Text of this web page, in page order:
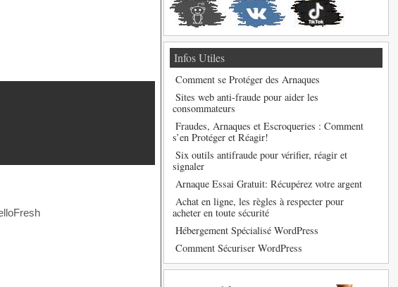
Infos Utiles
Comment se Protéger des Arnaques
Sites web anti-fraude pour aider les
consommateurs
Fraudes, Arnaques et Escroqueries : Comment
s’en Protéger et Réagir!
Six outils antifraude pour vérifier, réagir et
signaler
Arnaque Essai Gratuit: Récupérez votre argent
Achat en ligne, les règles à respecter pour
acheter en toute sécurité
Hébergement Spécialisé WordPress
Comment Sécuriser WordPress